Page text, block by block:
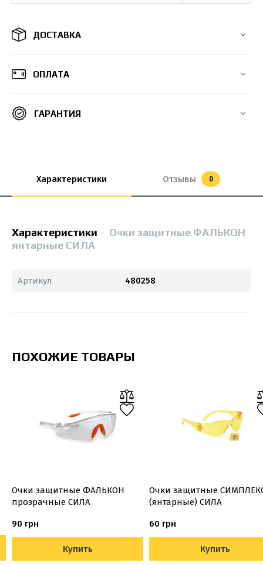
ДОСТАВКА
ОПЛАТА
ГАРАНТИЯ
Характеристики Отзывы 0
Характеристики
Очки защитные ФАЛЬКОН
янтарные СИЛА
Артикул 480258
ПОХОЖИЕ ТОВАРЫ
Очки защитные ФАЛЬКОН
прозрачные СИЛА
90 грн
Купить
Очки защитные
(янтарные) СИЛА
60 грн
Купить